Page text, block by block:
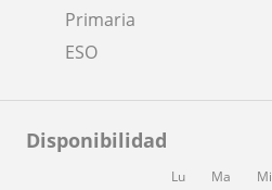
Primaria
ESO
Disponibilidad
Lu Ma Mi